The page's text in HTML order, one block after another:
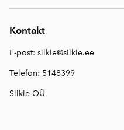
Kontakt
E-post: silkie@silkie.ee
Telefon: 5148399
Silkie OÜ